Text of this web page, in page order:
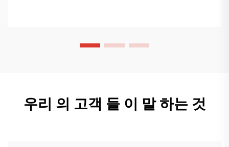
우리 의 고객 들 이 말 하는 것